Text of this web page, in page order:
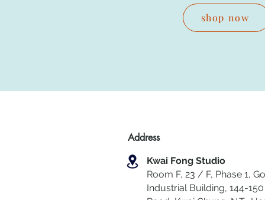
shop now
Address
Kwai Fong Studio
Room F, 23 / F, Phase 1,
Industrial Building, 144-150